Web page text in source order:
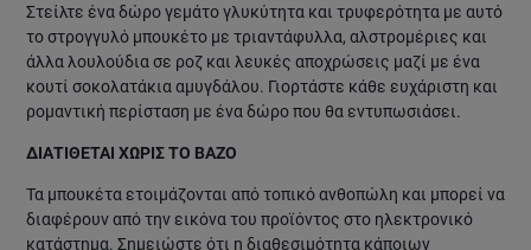
Στείλτε ένα δώρο γεμάτο γλυκύτητα και τρυφερότητα με αυτό
το στρογγυλό μπουκέτο με τριαντάφυλλα, αλστρομέριες και
άλλα λουλούδια σε ροζ και λευκές αποχρώσεις μαζί με ένα
κουτί σοκολατάκια αμυγδάλου. Γιορτάστε κάθε ευχάριστη και
ρομαντική περίσταση με ένα δώρο που θα εντυπωσιάσει.
ΔΙΑΤΙΘΕΤΑΙ ΧΩΡΙΣ ΤΟ ΒΑΖΟ
Τα μπουκέτα ετοιμάζονται από τοπικό ανθοπώλη και μπορεί να
διαφέρουν από την εικόνα του προϊόντος στο ηλεκτρονικό
κατάστημα. Σημειώστε ότι η διαθεσιμότητα κάποιων